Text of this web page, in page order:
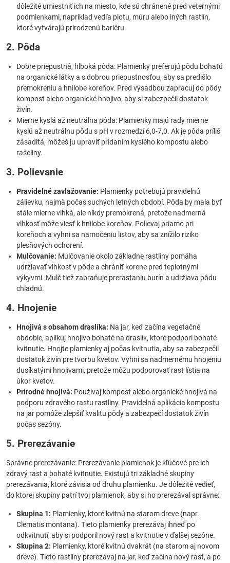
dôležité umiestniť ich na miesto, kde sú chránené pred veternými
podmienkami, napríklad vedľa plotu, múru alebo iných rastlín,
ktoré vytvárajú prirodzenú bariéru.
2. Pôda
Dobre priepustná, hlboká pôda: Plamienky preferujú pôdu bohatú
na organické látky a s dobrou priepustnosťou, aby sa predišlo
premokreniu a hnilobe koreňov. Pred výsadbou zapracuj do pôdy
kompost alebo organické hnojivo, aby si zabezpečil dostatok
živín.
Mierne kyslá až neutrálna pôda: Plamienky majú rady mierne
kyslú až neutrálnu pôdu s pH v rozmedzí 6,0-7,0. Ak je pôda príliš
zásaditá, môžeš ju upraviť pridaním kyslého kompostu alebo
rašeliny.
3. Polievanie
Pravidelné zavlažovanie: Plamienky potrebujú pravidelnú
zálievku, najmä počas suchých letných období. Pôda by mala byť
stále mierne vlhká, ale nikdy premokrená, pretože nadmerná
vlhkosť môže viesť k hnilobe koreňov. Polievaj priamo pri
koreňoch a vyhni sa namočeniu listov, aby sa znížilo riziko
plesňových ochorení.
Mulčovanie: Mulčovanie okolo základne rastliny pomáha
udržiavať vlhkosť v pôde a chrániť korene pred teplotnými
výkyvmi. Mulč tiež zabraňuje prerastaniu burín a udržiava pôdu
chladnú.
4. Hnojenie
Hnojivá s obsahom draslíka: Na jar, keď začína vegetačné
obdobie, aplikuj hnojivo bohaté na draslík, ktoré podporí bohaté
kvitnutie. Hnojte plamienky aj počas kvitnutia, aby sa zabezpečil
dostatok živín pre tvorbu kvetov. Vyhni sa nadmernému hnojeniu
dusíkatými hnojivami, pretože môžu podporovať rast lístia na
úkor kvetov.
Prírodné hnojivá: Používaj kompost alebo organické hnojivá na
podporu zdravého rastu rastliny. Pravidelná aplikácia kompostu
na jar pomôže zlepšiť kvalitu pôdy a zabezpečí dostatok živín
počas sezóny.
5. Prerezávanie
Správne prerezávanie: Prerezávanie plamienok je kľúčové pre ich
zdravý rast a bohaté kvitnutie. Existujú tri základné skupiny
prerezávania, ktoré závisia od druhu plamienku. Je dôležité vedieť,
do ktorej skupiny patrí tvoj plamienok, aby si ho prerezával správne:
Skupina 1: Plamienky, ktoré kvitnú na starom dreve (napr.
Clematis montana). Tieto plamienky prerezávaj ihneď po
odkvitnutí, aby si podporil nový rast a kvitnutie v ďalšej sezóne.
Skupina 2: Plamienky, ktoré kvitnú dvakrát (na starom aj novom
dreve). Tieto rastliny prerezávaj na jar, keď začína nový rast, a po